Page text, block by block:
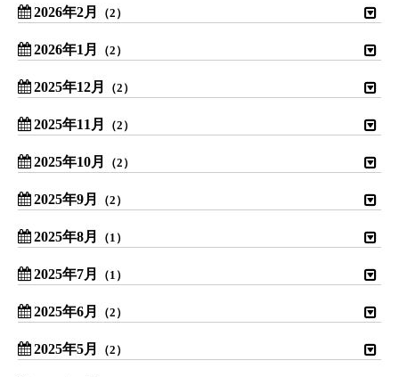
2026年2月 （2）
2026年1月 （2）
2025年12月 （2）
2025年11月 （2）
2025年10月 （2）
2025年9月 （2）
2025年8月 （1）
2025年7月 （1）
2025年6月 （2）
2025年5月 （2）